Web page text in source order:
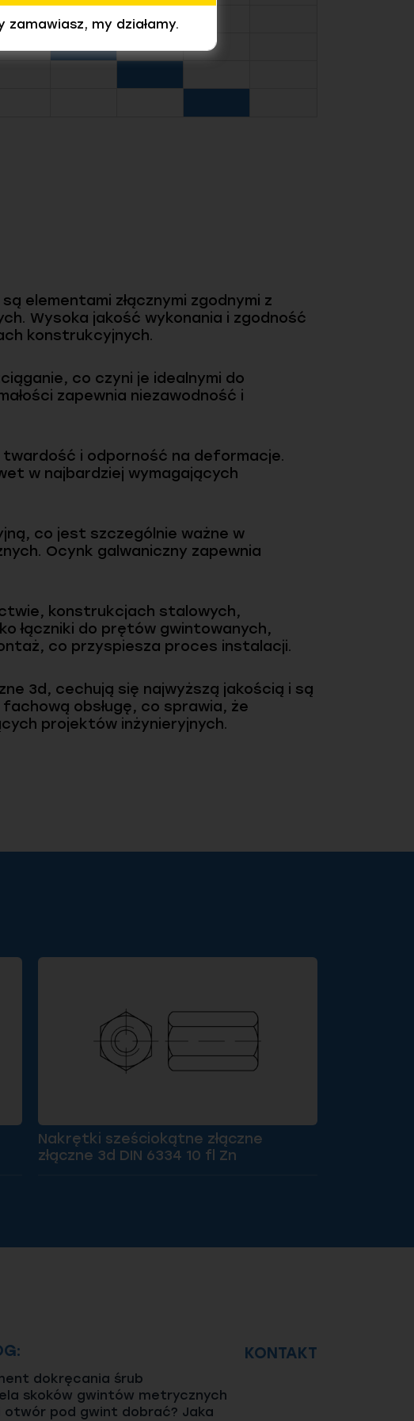
są elementami złącznymi zgodnymi z
Wysoka jakość wykonania i zgodność
konstrukcyjnych.
co czyni je idealnymi do
zapewnia niezawodność i
twardość i odporność na deformacje.
w najbardziej wymagających
co jest szczególnie ważne w
Ocynk galwaniczny zapewnia
konstrukcjach stalowych,
łączniki do prętów gwintowanych,
co przyspiesza proces instalacji.
3d, cechują się najwyższą jakością i są
obsługę, co sprawia, że
projektów inżynieryjnych.
Nakrętki sześciokątne złączne
złączne 3d DIN 6334 10 fl Zn
dokręcania śrub
skoków gwintów metrycznych
otwór pod gwint dobrać? Jaka
KONTAKT
zamawiasz, my działamy.